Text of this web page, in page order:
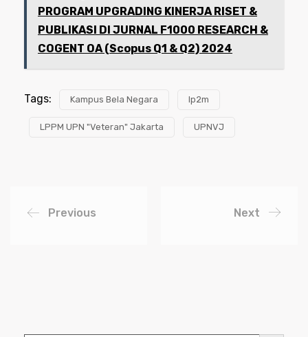
PROGRAM UPGRADING KINERJA RISET &
PUBLIKASI DI JURNAL F1000 RESEARCH &
COGENT OA (Scopus Q1 & Q2) 2024
Tags: Kampus Bela Negara lp2m
LPPM UPN "Veteran" Jakarta UPNVJ
Previous Next
Search Button